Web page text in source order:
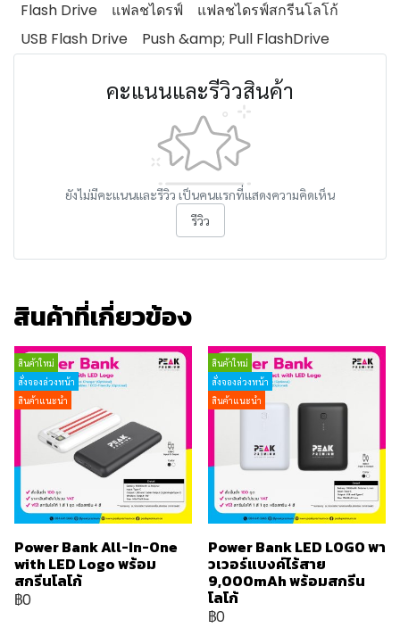
Flash Drive แฟลชไดรฟ์
แฟลชไดรฟ์สกรีนโลโก้
USB Flash Drive
Push &amp; Pull FlashDrive
คะแนนและรีวิวสินค้า
ยังไม่มีคะแนนและรีวิว เป็นคนแรกที่แสดงความคิดเห็น
รีวิว
สินค้าที่เกี่ยวข้อง
สินค้าใหม่
สั่งจองล่วงหน้า
สินค้าแนะนำ
Power Bank All-In-One
with LED Logo พร้อม
สกรีนโลโก้
฿0
สินค้าใหม่
สั่งจองล่วงหน้า
สินค้าแนะนำ
Power Bank LED LOGO พา
วเวอร์แบงค์ไร้สาย
9,000mAh พร้อมสกรีน
โลโก้
฿0